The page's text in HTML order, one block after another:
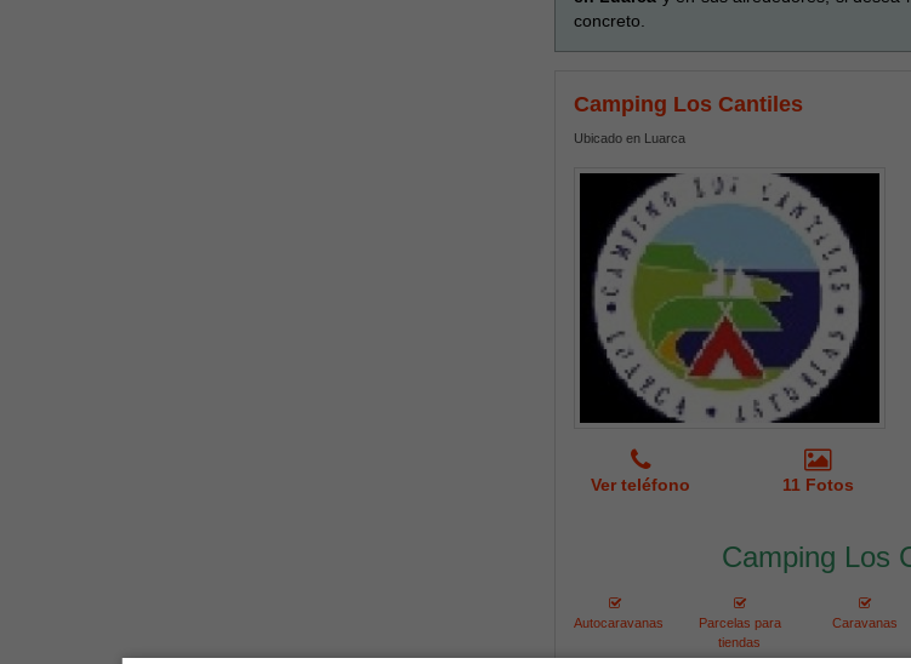
concreto.
Camping Los Cantiles
Ubicado en Luarca
Ver teléfono 11 Fotos
Camping Los
Autocaravanas
Parcelas para
tiendas
Caravanas